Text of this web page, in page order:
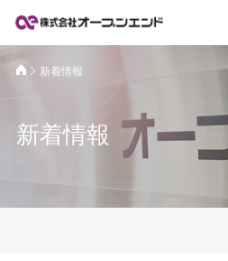
新着情報
新着情報